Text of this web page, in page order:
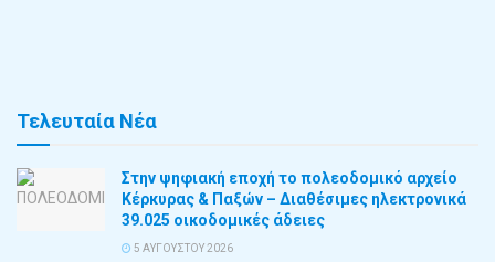
Τελευταία Νέα
Στην ψηφιακή εποχή το πολεοδομικό αρχείο
Κέρκυρας & Παξών – Διαθέσιμες ηλεκτρονικά
39.025 οικοδομικές άδειες
5 ΑΥΓΟΎΣΤΟΥ 2026